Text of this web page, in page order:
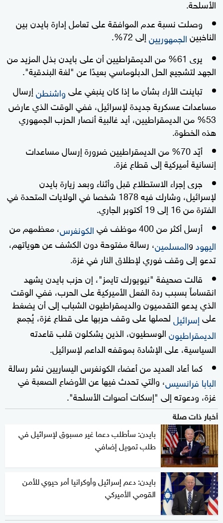
الأسلحة.
وصلت نسبة عدم الموافقة على تعامل إدارة بايدن بين
الناخبينالجمهوريينإلى 72%.
يرى 61% من الديمقراطيين أن على بايدن بذل المزيد من
الجهد لتشجيع الحل الدبلوماسي بعيدًا عن "لغة البندقية".
تباينت الأراء بشأن ما إذا كان ينبغي علىواشنطن إرسال
مساعدات عسكرية جديدة لإسرائيل، ففي الوقت الذي عارض
53% من الديمقراطيين، أيد غالبية أنصار الحزب الجمهوري
هذه الخطوة.
أيّد 70% من الديمقراطيين ضرورة إرسال مساعدات
إنسانية أميركية إلى قطاع غزة.
جرى إجراء الاستطلاع قبل وأثناء وبعد زيارة بايدن
لإسرائيل، وشارك فيه 1878 شخصا في الولايات المتحدة في
الفترة من 16 إلى 19 أكتوبر الجاري.
أرسل أكثر من 400 موظف في
الكونغرس، معظمهم من
اليهودوالمسلمين، رسالة مفتوحة دون الكشف عن هوياتهم،
تدعو إلى وقف فوري لإطلاق النار في غزة.
قالت صحيفة "نيويورك تايمز"، إن حزب بايدن يشهد
انقساماً بسبب ردة الفعل الأميركية على الحرب، ففي الوقت
الذي يدعو التقدميون والديمقراطيون الشباب إلى أن يضغط
علىإسرائيللحملها على وقف حربها على قطاع غزة، يُجمع
الديمقراطيونالوسطيون، الذين يشكلون قلب قاعدته
السياسية، على الإشادة بموقفه الداعم لإسرائيل.
كما أعاد العديد من أعضاء الكونغرس اليساريين نشر رسالة
البابا فرانسيس، والتي تحدث فيها عن الأوضاع الصعبة في
غزة، ودعوته إلى "إسكات أصوات الأسلحة".
أخبار ذات صلة
بايدن: سأطلب دعما غير مسبوق لإسرائيل في
طلب تمويل إضافي
بايدن: دعم إسرائيل وأوكرانيا أمر حيوي للأمن
القومي الأميركي